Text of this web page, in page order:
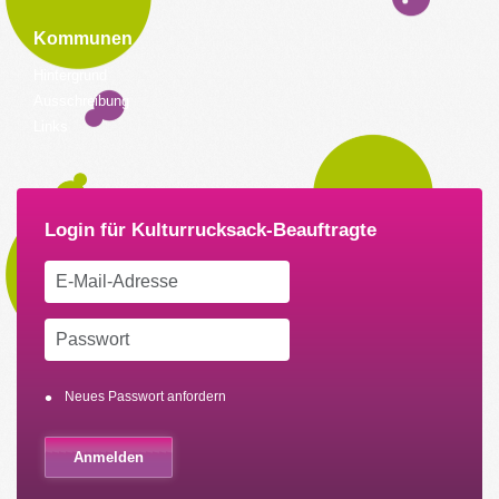
Kommunen
Hintergrund
Ausschreibung
Neues Passwort anfordern